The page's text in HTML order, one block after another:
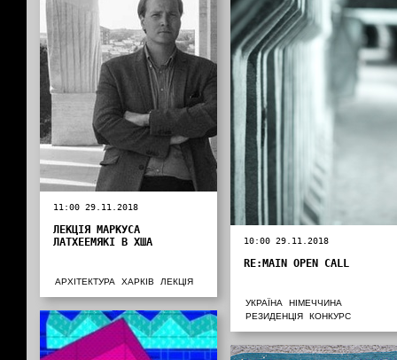
11:00 29.11.2018
ЛЕКЦІЯ МАРКУСА
ЛАТХЕЕМЯКІ В ХША
АРХІТЕКТУРА ХАРКІВ ЛЕКЦІЯ
10:00 29.11.2018
RE:MAIN OPEN CALL
УКРАЇНА
НІМЕЧЧИНА
РЕЗИДЕНЦІЯ
КОНКУРС